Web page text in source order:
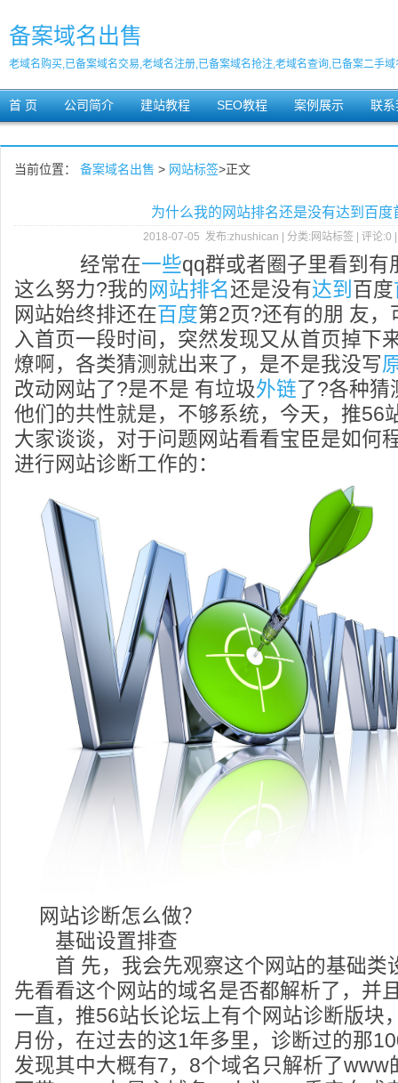
备案域名出售
老域名购买,已备案域名交易,老域名注册,已备案域名抢注,老域名查询,已备案二手
首 页 公司简介 建站教程 SEO教程 案例展示 联系
当前位置： 备案域名出售 > 网站标签>正文
为什么我的网站排名还是没有达到百度
2018-07-05 发布:zhushican | 分类:网站标签 | 评论:0
经常在一些qq群或者圈子里看到有
这么努力?我的网站排名还是没有达到 百度
网站始终排还在百度第2页?还有的朋 友
入首页一段时间，突然发现又从首页掉下
燎啊，各类猜测就出来了，是不是我没写
改动网站了?是不是 有垃圾外链了?各种猜
他们的共性就是，不够系统，今天，推56
大家谈谈，对于问题网站看看宝臣是如何
进行网站诊断工作的：
网站诊断怎么做？
基础设置排查
首 先，我会先观察这个网站的基础类
先看看这个网站的域名是否都解析了，并
一直，推56站长论坛上有个网站诊断版块
月份，在过去的这1年多里，诊断过的那
发现其中大概有7，8个域名只解析了www